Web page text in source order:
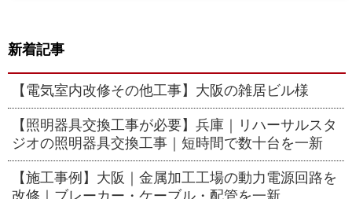
新着記事
【電気室内改修その他工事】大阪の雑居ビル様
【照明器具交換工事が必要】兵庫｜リハーサルスタ
ジオの照明器具交換工事｜短時間で数十台を一新
【施工事例】大阪｜金属加工工場の動力電源回路を
改修｜ブレーカー・ケーブル・配管を一新